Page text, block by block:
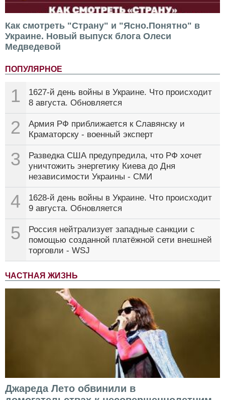
Как смотреть "Страну" и "Ясно.Понятно" в
Украине. Новый выпуск блога Олеси
Медведевой
ПОПУЛЯРНОЕ
1
1627-й день войны в Украине. Что происходит
8 августа. Обновляется
2
Армия РФ приближается к Славянску и
Краматорску - военный эксперт
3
Разведка США предупредила, что РФ хочет
уничтожить энергетику Киева до Дня
независимости Украины - СМИ
4
1628-й день войны в Украине. Что происходит
9 августа. Обновляется
5
Россия нейтрализует западные санкции с
помощью созданной платёжной сети внешней
торговли - WSJ
ЧАСТНАЯ ЖИЗНЬ
Джареда Лето обвинили в